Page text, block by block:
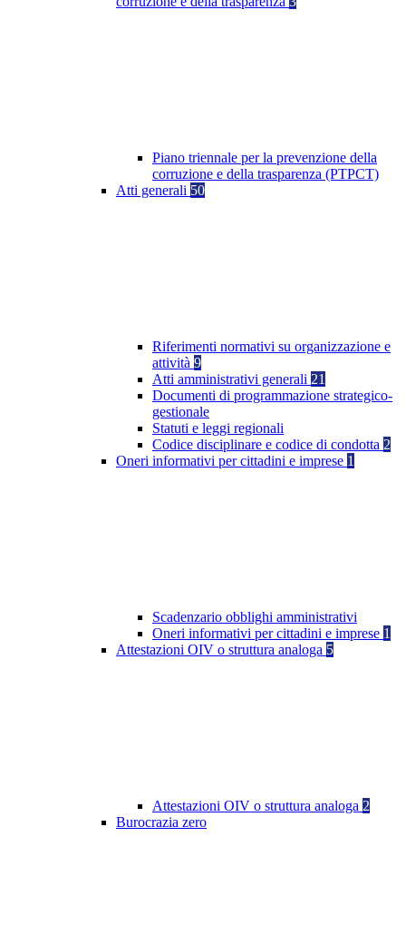
Piano triennale per la prevenzione della
corruzione e della trasparenza (PTPCT)
Atti generali 50
Riferimenti normativi su organizzazione e
attività 9
Atti amministrativi generali 21
Documenti di programmazione strategico-
gestionale
Statuti e leggi regionali
Codice disciplinare e codice di condotta 2
Oneri informativi per cittadini e imprese 1
Scadenzario obblighi amministrativi
Oneri informativi per cittadini e imprese 1
Attestazioni OIV o struttura analoga 5
Attestazioni OIV o struttura analoga 2
Burocrazia zero